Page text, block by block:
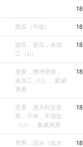
18
西瓜（均值） 18
甜瓜，蜜瓜，未加
工（U）
18
坚果，澳洲坚果，
未加工（U）、夏威
夷果
18
坚果，澳大利亚坚
果，干烤，不加盐
（U）、夏威夷果
18
苹果，脱水（低水
18